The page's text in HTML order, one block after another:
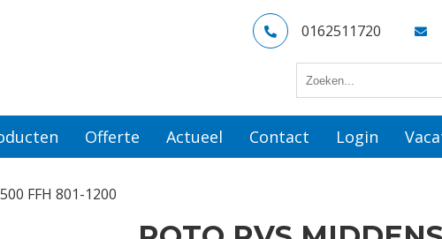
0162511720
Offerte Actueel Contact Login
FFH 801-1200